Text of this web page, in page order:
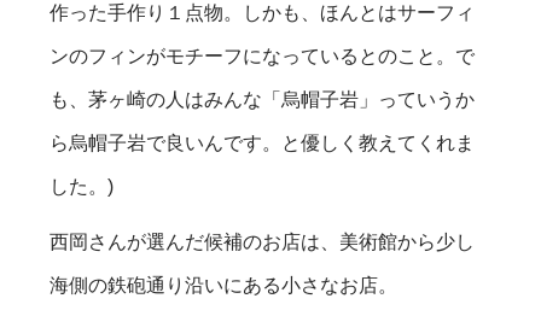
作った手作り１点物。しかも、ほんとはサーフィ
ンのフィンがモチーフになっているとのこと。で
も、茅ヶ崎の人はみんな「烏帽子岩」っていうか
ら烏帽子岩で良いんです。と優しく教えてくれま
した。)
西岡さんが選んだ候補のお店は、美術館から少し
海側の鉄砲通り沿いにある小さなお店。